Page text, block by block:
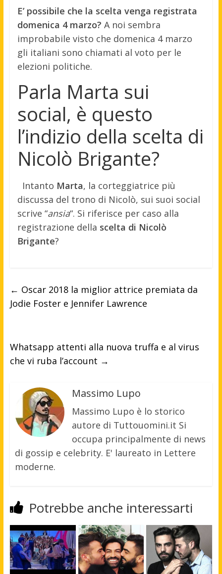
E’ possibile che la scelta venga registrata
domenica 4 marzo? A noi sembra
improbabile visto che domenica 4 marzo
gli italiani sono chiamati al voto per le
elezioni politiche.
Parla Marta sui
social, è questo
l’indizio della scelta di
Nicolò Brigante?
Intanto Marta, la corteggiatrice più
discussa del trono di Nicolò, sui suoi social
scrive “ansia“. Si riferisce per caso alla
registrazione della scelta di Nicolò
Brigante?
← Oscar 2018 la miglior attrice premiata da
Jodie Foster e Jennifer Lawrence
Whatsapp attenti alla nuova truffa e al virus
che vi ruba l’account →
Massimo Lupo
Massimo Lupo è lo storico
autore di Tuttouomini.it Si
occupa principalmente di news
di gossip e celebrity. E' laureato in Lettere
moderne.
Potrebbe anche interessarti